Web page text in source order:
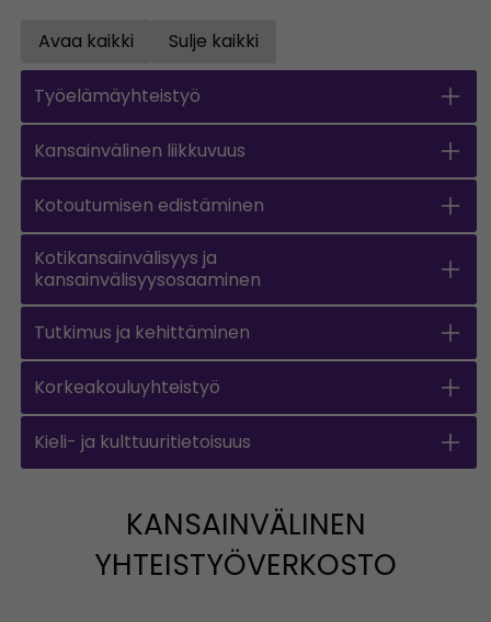
Avaa kaikki
Open all accordions
Sulje kaikki
Työelämäyhteistyö
Kansainvälinen liikkuvuus
Kotoutumisen edistäminen
Kotikansainvälisyys ja
kansainvälisyysosaaminen
Tutkimus ja kehittäminen
Korkeakouluyhteistyö
Kieli- ja kulttuuritietoisuus
KANSAINVÄLINEN
YHTEISTYÖVERKOSTO